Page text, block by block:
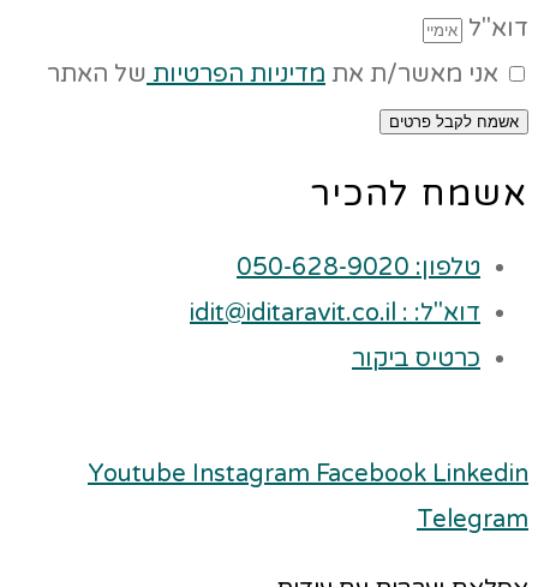
דוא"ל
אני מאשר/ת את מדיניות הפרטיות של האתר
אשמח לקבל פרטים
אשמח להכיר
טלפון: 050-628-9020
דוא"ל: : idit@iditaravit.co.il
כרטיס ביקור
Youtube Instagram Facebook Linkedin
Telegram